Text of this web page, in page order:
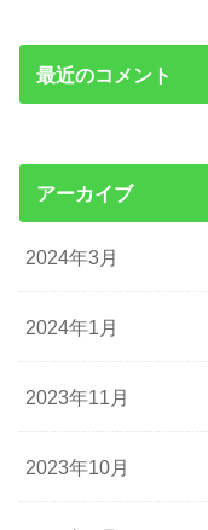
最近のコメント
アーカイブ
2024年3月
2024年1月
2023年11月
2023年10月